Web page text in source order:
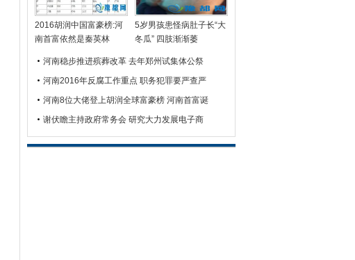
2016胡润中国富豪榜:河
南首富依然是秦英林
5岁男孩患怪病肚子长“大
冬瓜” 四肢渐渐萎
河南稳步推进殡葬改革 去年郑州试集体公祭
河南2016年反腐工作重点 职务犯罪要严查严
河南8位大佬登上胡润全球富豪榜 河南首富诞
谢伏瞻主持政府常务会 研究大力发展电子商